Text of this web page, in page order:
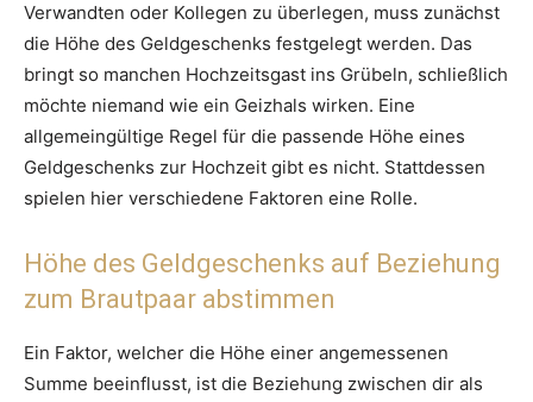
Verwandten oder Kollegen zu überlegen, muss zunächst
die Höhe des Geldgeschenks festgelegt werden. Das
bringt so manchen Hochzeitsgast ins Grübeln, schließlich
möchte niemand wie ein Geizhals wirken. Eine
allgemeingültige Regel für die passende Höhe eines
Geldgeschenks zur Hochzeit gibt es nicht. Stattdessen
spielen hier verschiedene Faktoren eine Rolle.
Höhe des Geldgeschenks auf Beziehung
zum Brautpaar abstimmen
Ein Faktor, welcher die Höhe einer angemessenen
Summe beeinflusst, ist die Beziehung zwischen dir als